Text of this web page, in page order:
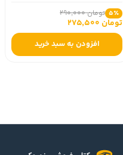
5٪ تومان 290,000
تومان 275,500
افزودن به سبد خرید